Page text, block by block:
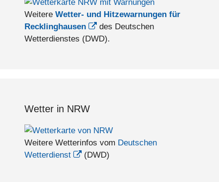
Weitere Wetter- und Hitzewarnungen für
Recklinghausen
des Deutschen
Wetterdienstes (DWD).
Wetter in NRW
Weitere Wetterinfos vom Deutschen
Wetterdienst
(DWD)